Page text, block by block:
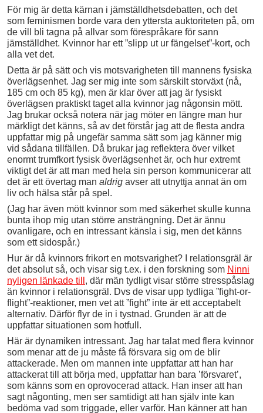
För mig är detta kärnan i jämställdhetsdebatten, och det
som feminismen borde vara den yttersta auktoriteten på, om
de vill bli tagna på allvar som förespråkare för sann
jämställdhet. Kvinnor har ett ”slipp ut ur fängelset”-kort, och
alla vet det.
Detta är på sätt och vis motsvarigheten till mannens fysiska
överlägsenhet. Jag ser mig inte som särskilt storväxt (nå,
185 cm och 85 kg), men är klar över att jag är fysiskt
överlägsen praktiskt taget alla kvinnor jag någonsin mött.
Jag brukar också notera när jag möter en längre man hur
märkligt det känns, så av det förstår jag att de flesta andra
uppfattar mig på ungefär samma sätt som jag känner mig
vid sådana tillfällen. Då brukar jag reflektera över vilket
enormt trumfkort fysisk överlägsenhet är, och hur extremt
viktigt det är att man med hela sin person kommunicerar att
det är ett övertag man aldrig avser att utnyttja annat än om
liv och hälsa står på spel.
(Jag har även mött kvinnor som med säkerhet skulle kunna
bunta ihop mig utan större ansträngning. Det är ännu
ovanligare, och en intressant känsla i sig, men det känns
som ett sidospår.)
Hur är då kvinnors frikort en motsvarighet? I relationsgräl är
det absolut så, och visar sig t.ex. i den forskning som Ninni
nyligen länkade till , där män tydligt visar större stresspåslag
än kvinnor i relationsgräl. Dvs de visar upp tydliga ”fight-or-
flight”-reaktioner, men vet att ”fight” inte är ett acceptabelt
alternativ. Därför flyr de in i tystnad. Grunden är att de
uppfattar situationen som hotfull.
Här är dynamiken intressant. Jag har talat med flera kvinnor
som menar att de ju måste få försvara sig om de blir
attackerade. Men om mannen inte uppfattar att han har
attackerat till att börja med, uppfattar han bara ’försvaret’,
som känns som en oprovocerad attack. Han inser att han
sagt någonting, men ser samtidigt att han själv inte kan
bedöma vad som triggade, eller varför. Han känner att han